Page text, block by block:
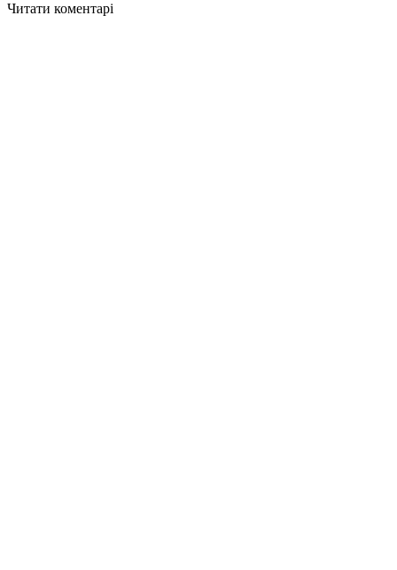
Читати коментарі